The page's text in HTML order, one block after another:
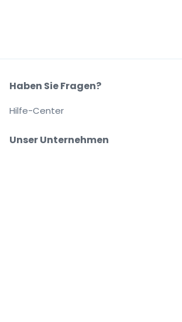
Unser Unternehmen
Haben Sie Fragen?
Hilfe-Center